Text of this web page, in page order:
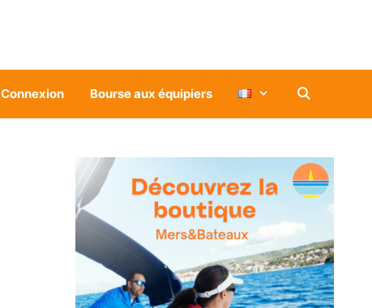
Connexion Bourse aux équipiers